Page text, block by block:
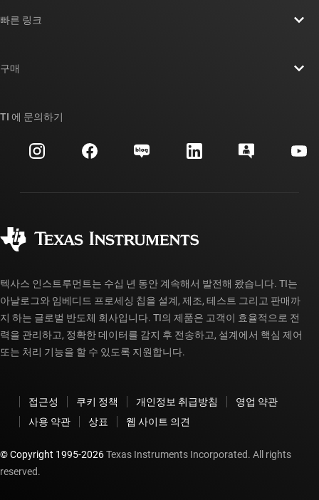
투자 관계
제조
빠른 링크
대체품 검색
고객 지원 센터
myTI 계정 FAQ
구매
주문 FAQ
TI 에 문의하기
텍사스 인스트루먼트는 수십 년 동안 계속해서 발전해 왔습니다. TI는
아날로그와 임베디드 프로세싱 칩을 설계, 제조, 테스트 그리고 판매까
지 하는 글로벌 반도체 회사입니다. TI의 제품은 고객이 효율적으로 전
력을 관리하고, 정확한 데이터를 감지 후 전송하고, 설계에서 핵심 제어
또는 처리 기능을 할 수 있도록 지원합니다.
접근성 쿠키 정책 개인정보 취급방침
영업 약관
사용 약관
상표 웹 사이트 의견
© Copyright 1995-2026Texas Instruments Incorporated. All rights
reserved.